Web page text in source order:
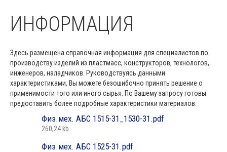
ИНФОРМАЦИЯ
Здесь размещена справочная информация для специалистов по
производству изделий из пластмасс, конструкторов, технологов,
инженеров, наладчиков. Руководствуясь данными
характеристиками, Вы можете безошибочно принять решение о
применимости того или иного сырья. По Вашему запросу готовы
предоставить более подробные характеристики материалов.
Физ.мех. АБС 1515-31_1530-31.pdf
260,24 kb
Физ.мех. АБС 1525-31.pdf